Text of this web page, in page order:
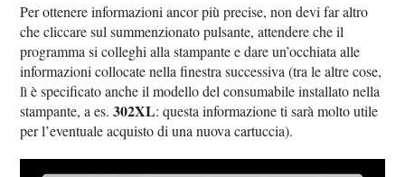
Per ottenere informazioni ancor più precise, non devi far altro
che cliccare sul summenzionato pulsante, attendere che il
programma si colleghi alla stampante e dare un’occhiata alle
informazioni collocate nella finestra successiva (tra le altre cose,
lì è specificato anche il modello del consumabile installato nella
stampante, a es.302XL: questa informazione ti sarà molto utile
per l’eventuale acquisto di una nuova cartuccia).